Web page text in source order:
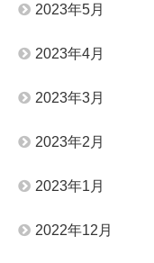
2023年5月
2023年4月
2023年3月
2023年2月
2023年1月
2022年12月